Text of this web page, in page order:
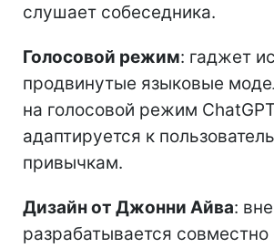
слушает собеседника.
Голосовой режим: гаджет
продвинутые языковые
на голосовой режим
адаптируется к
привычкам.
Дизайн от Джонни Айва:
разрабатывается совместно